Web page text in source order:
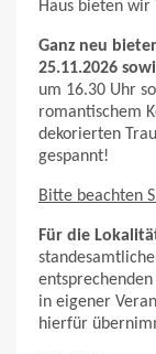
Haus bieten wir
Ganz neu
25.11.2026
um 16.30 Uhr
romantischem
dekorierten
gespannt!
Bitte beachten
Für die
in eigener
hierfür